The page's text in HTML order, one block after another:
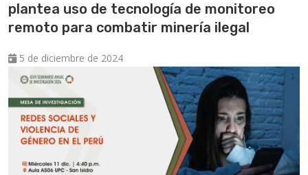
plantea uso de tecnología de monitoreo
remoto para combatir minería ilegal
5 de diciembre de 2024